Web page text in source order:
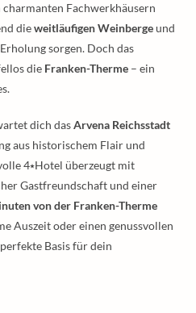
Fachwerkhäusern
dieweitläufigen Weinbergeund
sorgen. Doch das
die Franken-Therme – ein
dich dasArvena Reichsstadt
aus historischem Flair und
4⭑Hotel überzeugt mit
Gastfreundschaft und einer
von der Franken-Therme
Auszeit oder einen genussvollen
Basis für dein